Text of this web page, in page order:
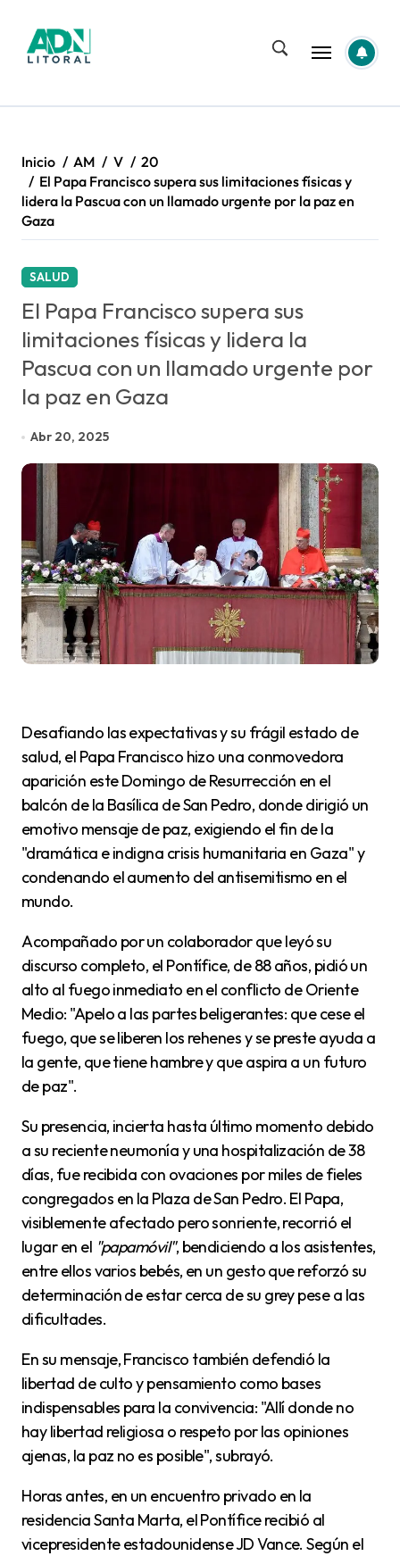
contenido
Inicio AM V
20
El Papa Francisco supera sus limitaciones físicas y
lidera la Pascua con un llamado urgente por la paz en
Gaza
SALUD
El Papa Francisco supera sus
limitaciones físicas y lidera la
Pascua con un llamado urgente por
la paz en Gaza
Abr 20, 2025
Desafiando las expectativas y su frágil estado de
salud, el Papa Francisco hizo una conmovedora
aparición este Domingo de Resurrección en el
balcón de la Basílica de San Pedro, donde dirigió un
emotivo mensaje de paz, exigiendo el fin de la
"dramática e indigna crisis humanitaria en Gaza" y
condenando el aumento del antisemitismo en el
mundo.
Acompañado por un colaborador que leyó su
discurso completo, el Pontífice, de 88 años, pidió un
alto al fuego inmediato en el conflicto de Oriente
Medio: "Apelo a las partes beligerantes: que cese el
fuego, que se liberen los rehenes y se preste ayuda a
la gente, que tiene hambre y que aspira a un futuro
de paz".
Su presencia, incierta hasta último momento debido
a su reciente neumonía y una hospitalización de 38
días, fue recibida con ovaciones por miles de fieles
congregados en la Plaza de San Pedro. El Papa,
visiblemente afectado pero sonriente, recorrió el
lugar en el "papamóvil", bendiciendo a los asistentes,
entre ellos varios bebés, en un gesto que reforzó su
determinación de estar cerca de su grey pese a las
dificultades.
En su mensaje, Francisco también defendió la
libertad de culto y pensamiento como bases
indispensables para la convivencia: "Allí donde no
hay libertad religiosa o respeto por las opiniones
ajenas, la paz no es posible", subrayó.
Horas antes, en un encuentro privado en la
residencia Santa Marta, el Pontífice recibió al
vicepresidente estadounidense JD Vance. Según el